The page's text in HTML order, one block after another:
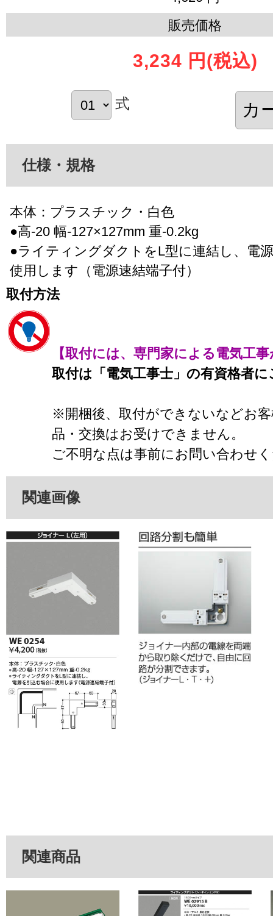
販売価格
3,234 円 (税込)
式
仕様・規格
本体：プラスチック・白色
●高-20 幅-127×127mm 重-0.2kg
●ライティングダクトをL型に連結し、電
使用します（電源速結端子付）
取付方法
【取付には、専門家による電気工
取付は「電気工事士」の有資格者
※開梱後、取付ができないなどお
品・交換はお受けできません。
ご不明な点は事前にお問い合わせ
関連画像
関連商品